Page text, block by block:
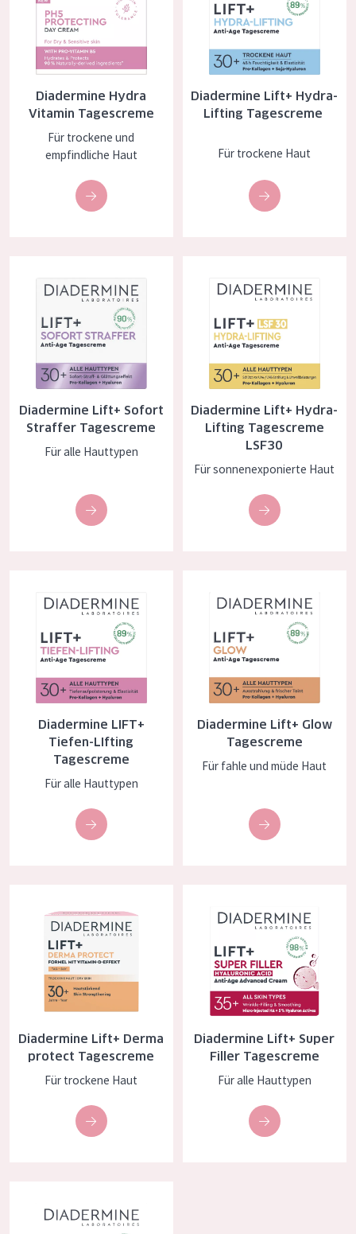
Nachtcreme
Augencreme
Serum
Reinigung
PRODUKTLINIE
Essentials
HAUTTYP
Empfindliche Haut
Normale bis trockene Haut
Mischhaut und fettige Haut
Reife Haut
Der Sonne ausgesetzte Haut
Jedes alter
Diadermine Hydra
Vitamin Tagescreme
Für trockene und
empfindliche Haut
Diadermine Lift+ Hydra-
Lifting Tagescreme
Für trockene Haut
Diadermine Lift+ Sofort
Straffer Tagescreme
Für alle Hauttypen
Diadermine Lift+ Hydra-
Lifting Tagescreme
LSF30
Für sonnenexponierte Haut
Diadermine LIFT+
Tiefen-LIfting
Tagescreme
Für alle Hauttypen
Diadermine Lift+ Glow
Tagescreme
Für fahle und müde Haut
Diadermine Lift+ Derma
protect Tagescreme
Für trockene Haut
Diadermine Lift+ Super
Filler Tagescreme
Für alle Hauttypen